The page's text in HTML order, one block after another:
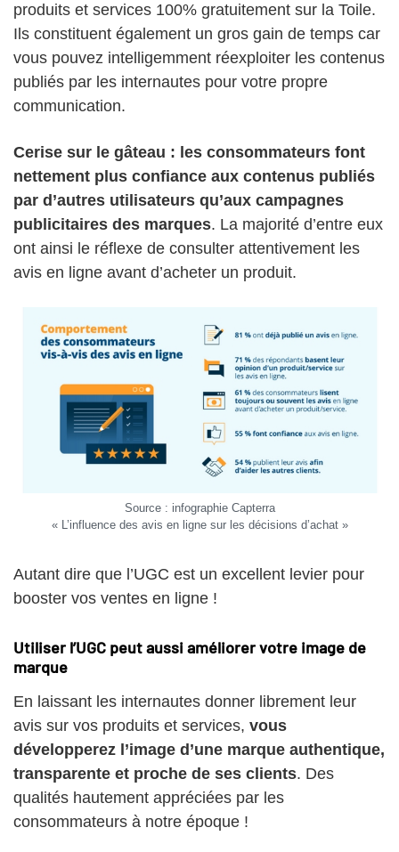
produits et services 100% gratuitement sur la Toile.
Ils constituent également un gros gain de temps car
vous pouvez intelligemment réexploiter les contenus
publiés par les internautes pour votre propre
communication.
Cerise sur le gâteau : les consommateurs font
nettement plus confiance aux contenus publiés
par d’autres utilisateurs qu’aux campagnes
publicitaires des marques. La majorité d’entre eux
ont ainsi le réflexe de consulter attentivement les
avis en ligne avant d’acheter un produit.
Source : infographie Capterra
« L’influence des avis en ligne sur les décisions d’achat »
Autant dire que l’UGC est un excellent levier pour
booster vos ventes en ligne !
Utiliser l’UGC peut aussi améliorer votre image de
marque
En laissant les internautes donner librement leur
avis sur vos produits et services, vous
développerez l’image d’une marque authentique,
transparente et proche de ses clients. Des
qualités hautement appréciées par les
consommateurs à notre époque !